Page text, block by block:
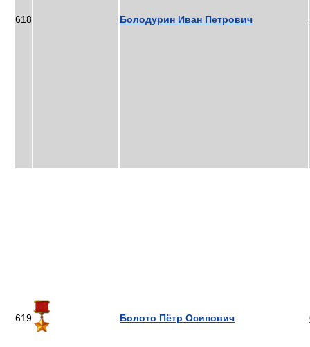
618 Болодурин Иван Петрович
619 Болото Пётр Осипович